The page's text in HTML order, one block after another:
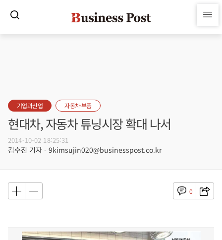
기업과산업 자동차·부품
현대차, 자동차 튜닝시장 확대 나서
2014-10-02 18:25:31
김수진 기자 - 9kimsujin020@businesspost.co.kr
0